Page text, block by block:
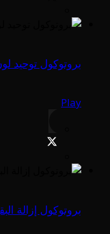
بروتوكول توحيد
Play
بروتوكول إزالة